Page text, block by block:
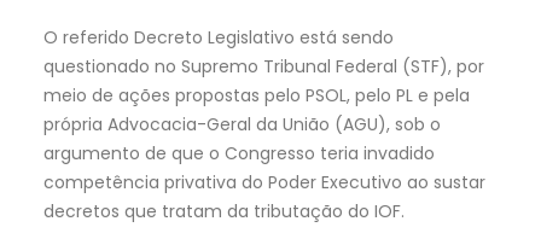
O referido Decreto Legislativo está sendo
questionado no Supremo Tribunal Federal (STF), por
meio de ações propostas pelo PSOL, pelo PL e pela
própria Advocacia-Geral da União (AGU), sob o
argumento de que o Congresso teria invadido
competência privativa do Poder Executivo ao sustar
decretos que tratam da tributação do IOF.